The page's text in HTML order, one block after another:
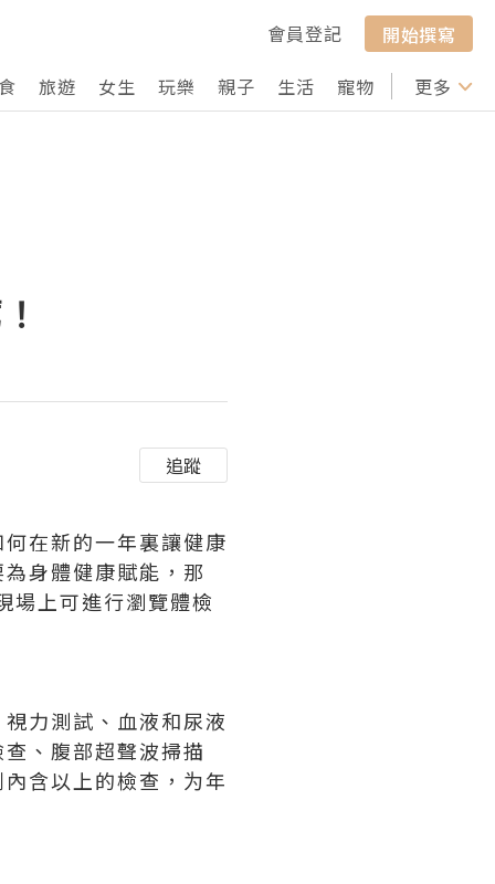
會員登記
開始撰寫
旅遊 女生 玩樂 親子 生活 寵物 行山 打卡
更多
追蹤
在新的一年裏讓健康
身體健康賦能，那
場上可進行瀏覽體檢
力測試、血液和尿液
、腹部超聲波掃描
含以上的檢查，为年